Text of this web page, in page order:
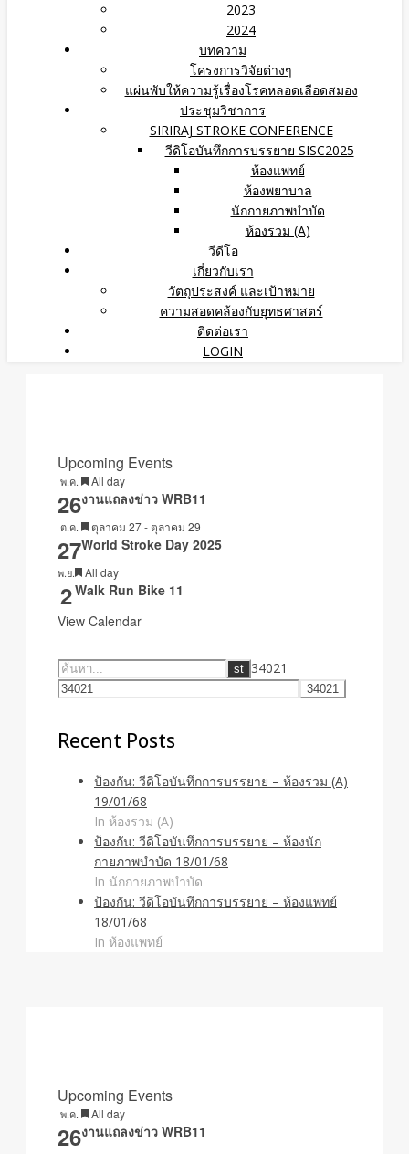
2023
2024
บทความ
โครงการวิจัยต่างๆ
แผ่นพับให้ความรู้เรื่องโรคหลอดเลือดสมอง
ประชุมวิชาการ
SIRIRAJ STROKE CONFERENCE
วีดิโอบันทึกการบรรยาย SISC2025
ห้องแพทย์
ห้องพยาบาล
นักกายภาพบำบัด
ห้องรวม (A)
วีดีโอ
เกี่ยวกับเรา
วัตถุประสงค์ และเป้าหมาย
ความสอดคล้องกับยุทธศาสตร์
ติดต่อเรา
LOGIN
Upcoming Events
พ.ค.
26
Featured
All day
งานแถลงข่าว WRB11
ต.ค.
27
Featured
ตุลาคม 27- ตุลาคม 29
World Stroke Day 2025
พ.ย.
2
Featured
All day
Walk Run Bike 11
View Calendar
34021
Recent Posts
ป้องกัน: วีดิโอบันทึกการบรรยาย – ห้องรวม (A)
19/01/68
In ห้องรวม (A)
ป้องกัน: วีดิโอบันทึกการบรรยาย – ห้องนัก
กายภาพบำบัด 18/01/68
In นักกายภาพบำบัด
ป้องกัน: วีดิโอบันทึกการบรรยาย – ห้องแพทย์
18/01/68
In ห้องแพทย์
Upcoming Events
พ.ค.
26
Featured
All day
งานแถลงข่าว WRB11